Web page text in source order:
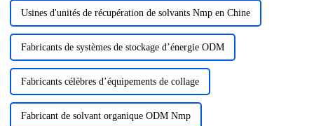
Usines d'unités de récupération de solvants Nmp en Chine
Fabricants de systèmes de stockage d’énergie ODM
Fabricants célèbres d’équipements de collage
Fabricant de solvant organique ODM Nmp